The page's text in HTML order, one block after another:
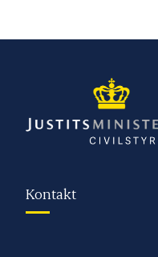
Kontakt